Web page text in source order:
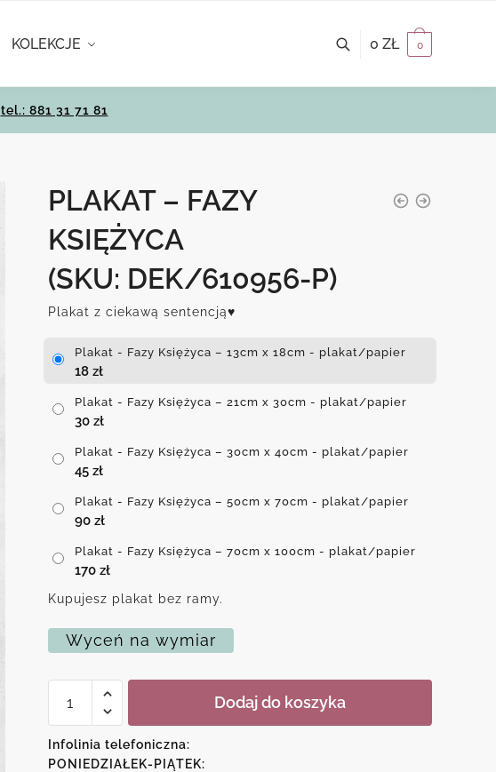
KOLEKCJE 0 ZŁ 0
tel.: 881 31 71 81
PLAKAT – FAZY
KSIĘŻYCA
(SKU: DEK/610956-P)
Plakat z ciekawą sentencją♥
Plakat - Fazy Księżyca – 13cm x 18cm - plakat/papier
18 zł
Plakat - Fazy Księżyca – 21cm x 30cm - plakat/papier
30 zł
Plakat - Fazy Księżyca – 30cm x 40cm - plakat/papier
45 zł
Plakat - Fazy Księżyca – 50cm x 70cm - plakat/papier
90 zł
Plakat - Fazy Księżyca – 70cm x 100cm - plakat/papier
170 zł
Kupujesz plakat bez ramy.
Wyceń na wymiar
Plakat
Księżyca
Dodaj do koszyka
Infolinia telefoniczna:
PONIEDZIAŁEK-PIĄTEK: